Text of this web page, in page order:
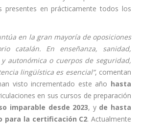
presentes en prácticamente todos los
en la gran mayoría de oposiciones
catalán. En enseñanza, sanidad,
autonómica o cuerpos de seguridad,
lingüística es esencial”, comentan
visto incrementado este año hasta
en sus cursos de preparación
imparable desde 2023, y de hasta
para la certificación C2. Actualmente